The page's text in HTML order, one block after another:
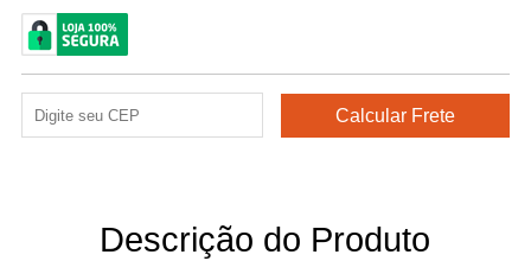
Descrição do Produto